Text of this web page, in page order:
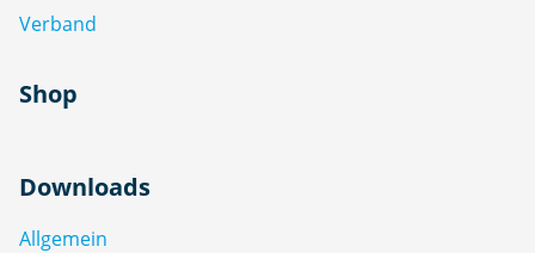
Verband
Shop
Downloads
Allgemein